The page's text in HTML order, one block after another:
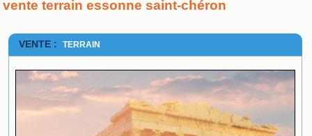
vente terrain essonne saint-chéron
VENTE : TERRAIN